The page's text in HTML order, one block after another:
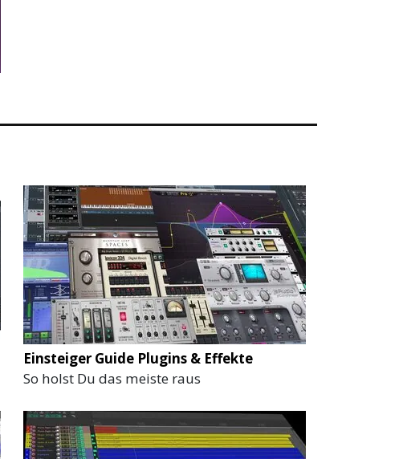
Einsteiger Guide Plugins & Effekte
So holst Du das meiste raus